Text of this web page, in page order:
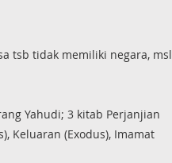
tsb tidak memiliki negara, msl
Yahudi; 3 kitab Perjanjian
Keluaran (Exodus), Imamat